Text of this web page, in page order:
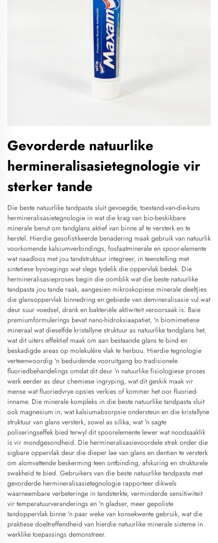
Gevorderde natuurlike
hermineralisasietegnologie vir
sterker tande
Die beste natuurlike tandpasta sluit gevoegde, toestand-van-die-kuns
hermineralisasietegnologie in wat die krag van bio-beskikbare
minerale benut om tandglans aktief van binne af te versterk en te
herstel. Hierdie gesofistikeerde benadering maak gebruik van natuurlik
voorkomende kalsiumverbindings, fosfaatminerale en spoor-elemente
wat naadloos met jou tandstruktuur integreer, in teenstelling met
sintetiese byvoegings wat slegs tydelik die oppervlak bedek. Die
hermineralisasieproses begin die oomblik wat die beste natuurlike
tandpasta jou tande raak, aangesien mikroskopiese minerale deeltjies
die glansoppervlak binnedring en gebiede van demineralisasie vul wat
deur suur voedsel, drank en bakteriële aktiwiteit veroorsaak is. Baie
premiumformulerings bevat nano-hidroksiaapatiet, 'n biomimetiese
mineraal wat dieselfde kristallyne struktuur as natuurlike tandglans het,
wat dit uiters effektief maak om aan bestaande glans te bind en
beskadigde areas op molekulêre vlak te herbou. Hierdie tegnologie
verteenwoordig 'n beduidende vooruitgang bo tradisionele
fluoriedbehandelings omdat dit deur 'n natuurlike fisiologiese proses
werk eerder as deur chemiese ingryping, wat dit geskik maak vir
mense wat fluoriedvrye opsies verkies of kommer het oor fluoried-
inname. Die minerale kompleks in die beste natuurlike tandpasta sluit
ook magnesium in, wat kalsiumabsorpsie ondersteun en die kristallyne
struktuur van glans versterk, sowel as silika, wat 'n sagte
poliseringseffek bied terwyl dit spoorelemente lewer wat noodsaaklik
is vir mondgesondheid. Die hermineralisasievoordele strek onder die
sigbare oppervlak deur die dieper lae van glans en dentien te versterk
om alomvattende beskerming teen ontbinding, afskuring en strukturele
swakheid te bied. Gebruikers van die beste natuurlike tandpasta met
gevorderde hermineralisasietegnologie rapporteer dikwels
waarneembare verbeteringe in tandsterkte, verminderde sensitiwiteit
vir temperatuurveranderings en 'n gladser, meer gepoliste
tandoppervlak binne 'n paar weke van konsekwente gebruik, wat die
praktiese doeltreffendheid van hierdie natuurlike minerale sisteme in
werklike toepassings demonstreer.